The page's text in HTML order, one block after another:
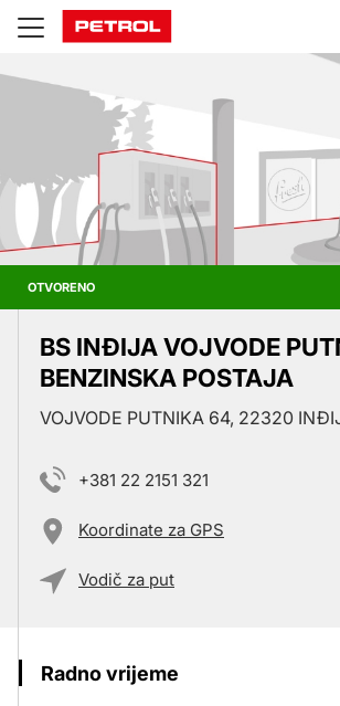
Prodajna
mjesta
OTVORENO
BS INĐIJA VOJVODE
BENZINSKA POSTAJA
VOJVODE PUTNIKA 64, 22320
+381 22 2151 321
Koordinate za GPS
Vodič za put
Radno vrijeme